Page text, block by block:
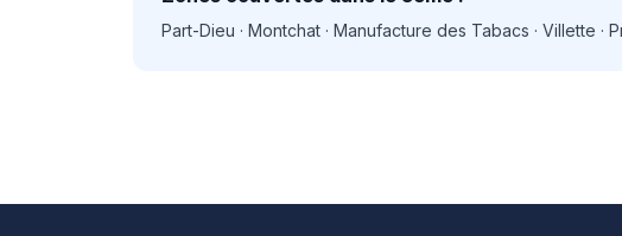
Part-Dieu · Montchat · Manufacture des Tabacs · Villette ·